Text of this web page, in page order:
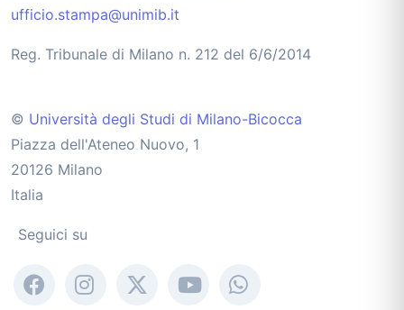
ufficio.stampa@unimib.it
Reg. Tribunale di Milano n. 212 del 6/6/2014
© Università degli Studi di Milano-Bicocca
Piazza dell'Ateneo Nuovo, 1
20126 Milano
Italia
Seguici su